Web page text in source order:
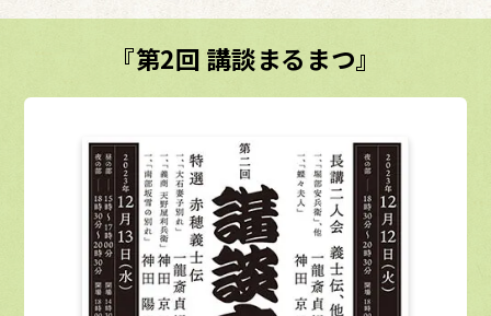
『第2回 講談まるまつ』